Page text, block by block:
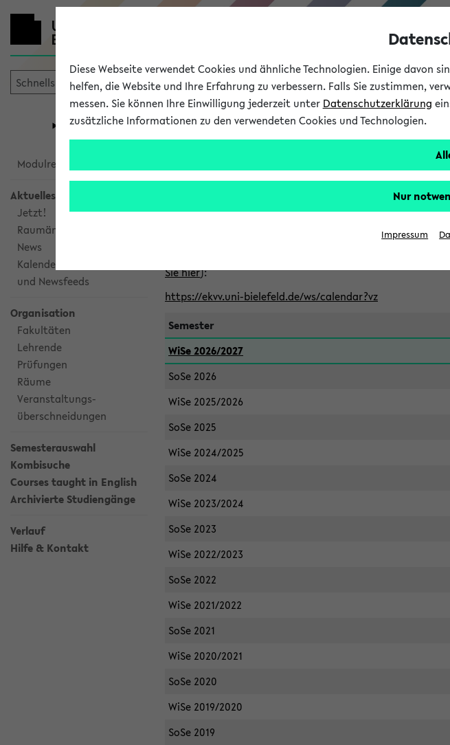
Universität Forschung Studium
eKVV
Modulrecherche
Aktuelles
Jetzt!
Raumänderungen
News
Kalenderintegration
und Newsfeeds
Organisation
Fakultäten
Lehrende
Prüfungen
Räume
Veranstaltungs-
überschneidungen
Semesterauswahl
Kombisuche
Courses taught in English
Archivierte Studiengänge
Verlauf
Hilfe & Kontakt
Alle veröffentlichten
Klicken Sie auf das Semester, welches Sie für Ihre
Sie hier):
https://ekvv.uni-bielefeld.de/ws/calendar?vz
Semester
WiSe 2026/2027
SoSe 2026
WiSe 2025/2026
SoSe 2025
WiSe 2024/2025
SoSe 2024
WiSe 2023/2024
SoSe 2023
WiSe 2022/2023
SoSe 2022
WiSe 2021/2022
SoSe 2021
WiSe 2020/2021
SoSe 2020
WiSe 2019/2020
SoSe 2019
Diese Webseite verwendet Cookies und ähnliche Technologien. Einige
helfen, die Website und Ihre Erfahrung zu verbessern. Falls Sie zustimmen,
messen. Sie können Ihre Einwilligung jederzeit unter Datenschutzerklärung
zusätzliche Informationen zu den verwendeten Cookies und Technologien.
Nur
Impressum